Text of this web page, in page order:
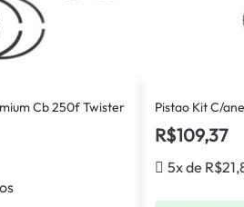
Cb 250f Twister
Pistao Kit C/
R$109,37
5x de R$